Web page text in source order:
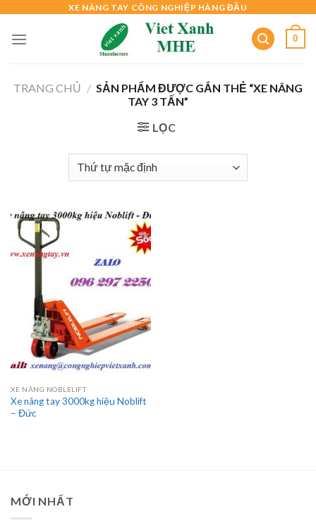
content
XE NÂNG TAY CÔNG NGHIỆP HÀNG ĐẦU
0
TRANG CHỦ / SẢN PHẨM ĐƯỢC GẮN THẺ “XE NÂNG
TAY 3 TẤN”
LỌC
XE NÂNG NOBLELIFT
Xe nâng tay 3000kg hiệu Noblift
– Đức
MỚI NHẤT